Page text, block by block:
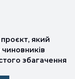
який
збагачення